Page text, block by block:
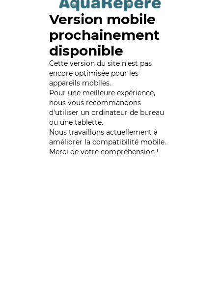
Version mobile
prochainement
disponible
Cette version du site n’est pas
encore optimisée pour les
appareils mobiles.
Pour une meilleure expérience,
nous vous recommandons
d'utiliser un ordinateur de bureau
ou une tablette.
Nous travaillons actuellement à
améliorer la compatibilité mobile.
Merci de votre compréhension !